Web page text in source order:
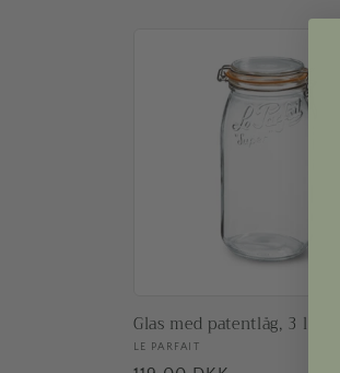
Glas med patentlåg, 3 l.
Forhandler:
LE PARFAIT